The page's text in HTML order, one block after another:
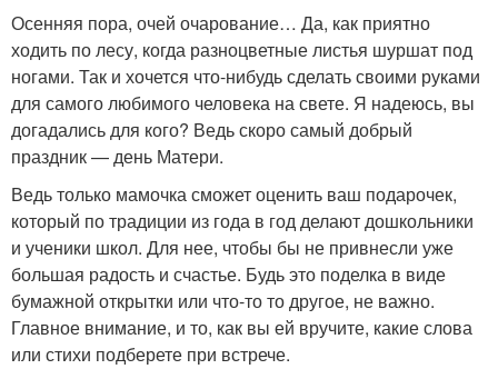
Осенняя пора, очей очарование… Да, как приятно
ходить по лесу, когда разноцветные листья шуршат под
ногами. Так и хочется что-нибудь сделать своими руками
для самого любимого человека на свете. Я надеюсь, вы
догадались для кого? Ведь скоро самый добрый
праздник — день Матери.
Ведь только мамочка сможет оценить ваш подарочек,
который по традиции из года в год делают дошкольники
и ученики школ. Для нее, чтобы бы не привнесли уже
большая радость и счастье. Будь это поделка в виде
бумажной открытки или что-то то другое, не важно.
Главное внимание, и то, как вы ей вручите, какие слова
или стихи подберете при встрече.